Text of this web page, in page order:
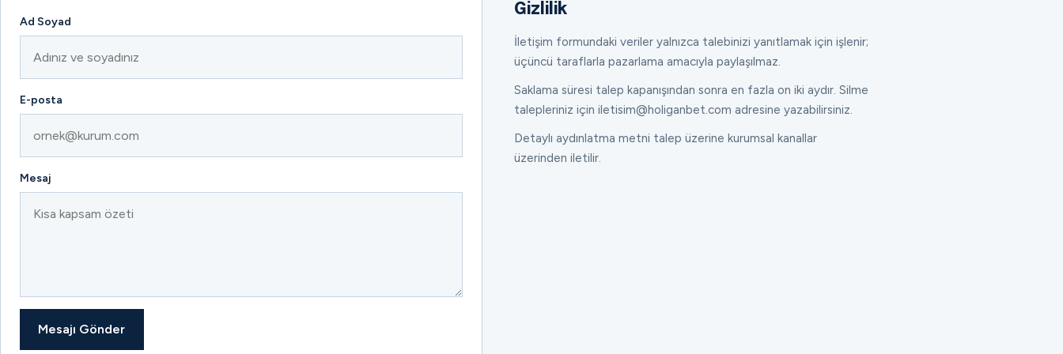
Ad Soyad
E-posta
Mesaj
Mesajı Gönder
Gizlilik
İletişim formundaki veriler yalnızca talebinizi yanıtlamak için işlenir;
üçüncü taraflarla pazarlama amacıyla paylaşılmaz.
Saklama süresi talep kapanışından sonra en fazla on iki aydır. Silme
talepleriniz için iletisim@holiganbet.com adresine yazabilirsiniz.
Detaylı aydınlatma metni talep üzerine kurumsal kanallar
üzerinden iletilir.